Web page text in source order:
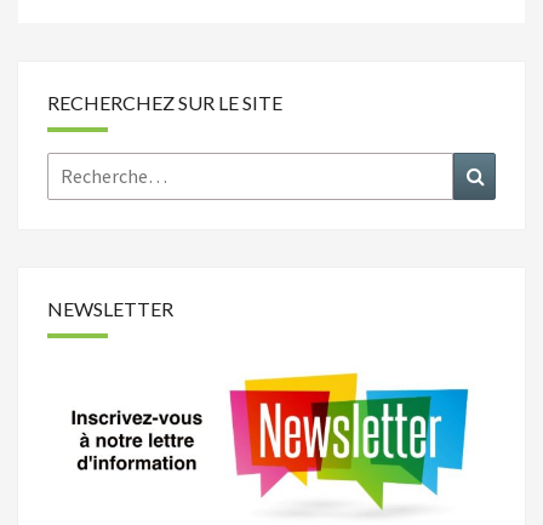
RECHERCHEZ SUR LE SITE
Rechercher :
NEWSLETTER